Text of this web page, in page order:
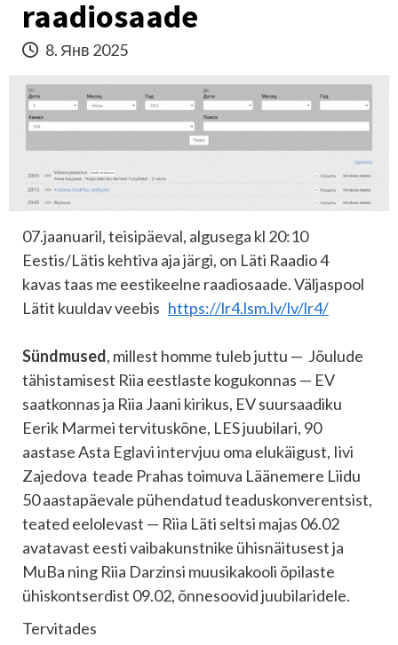
raadiosaade
8. Янв 2025
07.jaanuaril, teisipäeval, algusega kl 20:10
Eestis/Lätis kehtiva aja järgi, on Läti Raadio 4
kavas taas me eestikeelne raadiosaade. Väljaspool
Lätit kuuldav veebis https://lr4.lsm.lv/lv/lr4/
Sündmused, millest homme tuleb juttu — Jõulude
tähistamisest Riia eestlaste kogukonnas — EV
saatkonnas ja Riia Jaani kirikus, EV suursaadiku
Eerik Marmei tervituskõne, LES juubilari, 90
aastase Asta Eglavi intervjuu oma elukäigust, Iivi
Zajedova teade Prahas toimuva Läänemere Liidu
50 aastapäevale pühendatud teaduskonverentsist,
teated eelolevast — Riia Läti seltsi majas 06.02
avatavast eesti vaibakunstnike ühisnäitusest ja
MuBa ning Riia Darzinsi muusikakooli õpilaste
ühiskontserdist 09.02, õnnesoovid juubilaridele.
Tervitades